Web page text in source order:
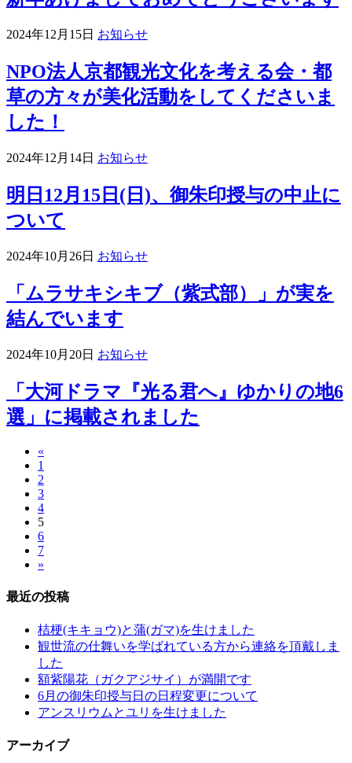
2024年12月15日 お知らせ
NPO法人京都観光文化を考える会・都
草の方々が美化活動をしてくださいま
した！
2024年12月14日 お知らせ
明日12月15日(日)、御朱印授与の中止に
ついて
2024年10月26日 お知らせ
「ムラサキシキブ（紫式部）」が実を
結んでいます
2024年10月20日 お知らせ
「大河ドラマ『光る君へ』ゆかりの地6
選」に掲載されました
«
1
2
3
4
5
6
7
»
最近の投稿
桔梗(キキョウ)と蒲(ガマ)を生けました
観世流の仕舞いを学ばれている方から連絡を頂戴しま
した
額紫陽花（ガクアジサイ）が満開です
6月の御朱印授与日の日程変更について
アンスリウムとユリを生けました
アーカイブ